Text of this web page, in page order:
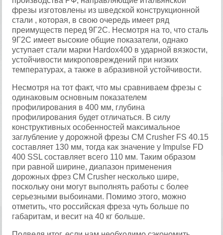
фрезы изготовлены из шведской конструкционной
стали , которая, в свою очередь имеет ряд
преимуществ перед 9Г2С. Несмотря на то, что сталь
9Г2С имеет высокие общие показатели, однако
уступает стали марки Hardox400 в ударной вязкости,
устойчивости микроповреждений при низких
температурах, а также в абразивной устойчивости.
Несмотря на тот факт, что мы сравниваем фрезы с
одинаковым основным показателем
профилирования в 400 мм, глубина
профилирования будет отличаться. В силу
конструктивных особенностей максимальное
заглубление у дорожной фрезы CM Crusher FS 40.15
составляет 130 мм, тогда как значение у Impulse FD
400 SSL составляет всего 110 мм. Таким образом
при равной ширине, диапазон применения
дорожных фрез CM Crusher несколько шире,
поскольку они могут выполнять работы с более
серьезными выбоинами. Помимо этого, можно
отметить, что российская фреза чуть больше по
габаритам, и весит на 40 кг больше.